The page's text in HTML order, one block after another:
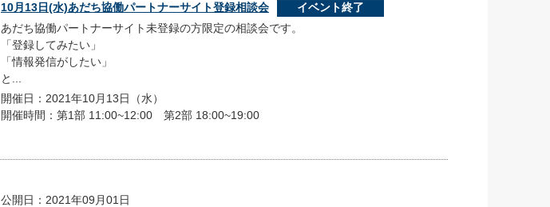
10月13日(水)あだち協働パートナーサイト登録相談会
イベント終了
あだち協働パートナーサイト未登録の方限定の相談会です。
「登録してみたい」
「情報発信がしたい」
と...
開催日：2021年10月13日（水）
開催時間：第1部 11:00~12:00 第2部 18:00~19:00
公開日：2021年09月01日